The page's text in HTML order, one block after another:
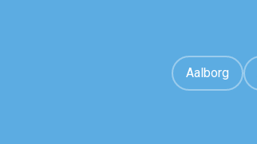
Aalborg